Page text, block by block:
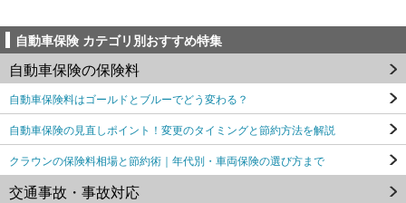
自動車保険 カテゴリ別おすすめ特集
自動車保険の保険料
自動車保険料はゴールドとブルーでどう変わる？
自動車保険の見直しポイント！変更のタイミングと節約方法を解説
クラウンの保険料相場と節約術｜年代別・車両保険の選び方まで
交通事故・事故対応